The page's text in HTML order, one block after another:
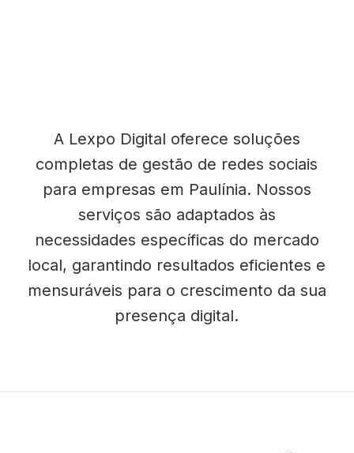
A Lexpo Digital oferece soluções
completas de gestão de redes sociais
para empresas em Paulínia. Nossos
serviços são adaptados às
necessidades específicas do mercado
local, garantindo resultados eficientes e
mensuráveis para o crescimento da sua
presença digital.